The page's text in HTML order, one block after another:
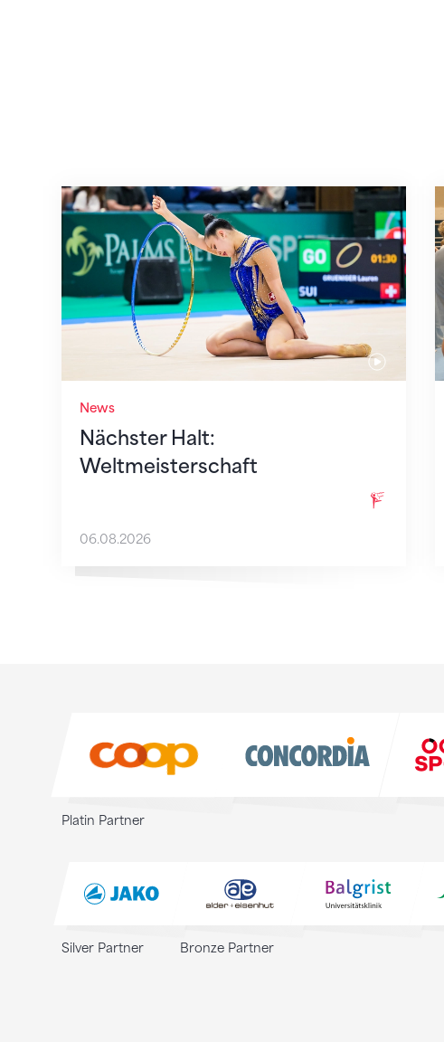
News
Nächster Halt:
Weltmeisterschaft
Nächster Halt: Weltmeisterschaft
06.08.2026
Platin Partner
Silver Partner Bronze Partner